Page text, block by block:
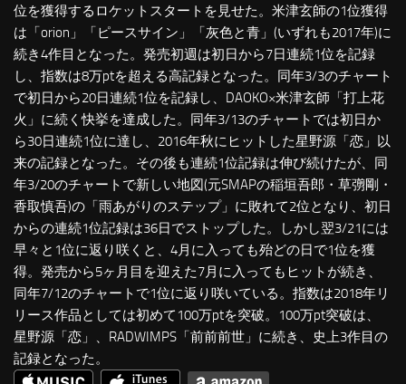
位を獲得するロケットスタートを見せた。米津玄師の1位獲得
は「orion」「ピースサイン」「灰色と青」(いずれも2017年)に
続き4作目となった。発売初週は初日から7日連続1位を記録
し、指数は8万ptを超える高記録となった。同年3/3のチャート
で初日から20日連続1位を記録し、DAOKO×米津玄師「打上花
火」に続く快挙を達成した。同年3/13のチャートでは初日か
ら30日連続1位に達し、2016年秋にヒットした星野源「恋」以
来の記録となった。その後も連続1位記録は伸び続けたが、同
年3/20のチャートで新しい地図(元SMAPの稲垣吾郎・草彅剛・
香取慎吾)の「雨あがりのステップ」に敗れて2位となり、初日
からの連続1位記録は36日でストップした。しかし翌3/21には
早々と1位に返り咲くと、4月に入っても殆どの日で1位を獲
得。発売から5ヶ月目を迎えた7月に入ってもヒットが続き、
同年7/12のチャートで1位に返り咲いている。指数は2018年リ
リース作品としては初めて100万ptを突破。100万pt突破は、
星野源「恋」、RADWIMPS「前前前世」に続き、史上3作目の
記録となった。